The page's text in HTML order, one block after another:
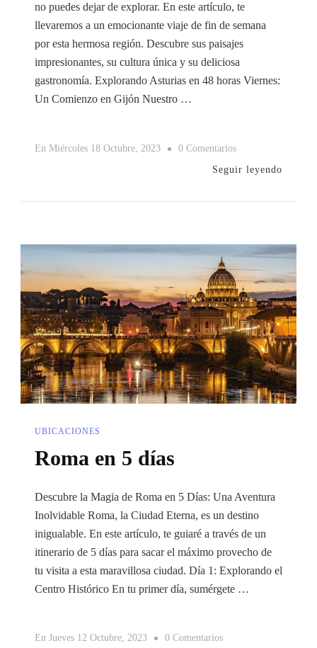
no puedes dejar de explorar. En este artículo, te
llevaremos a un emocionante viaje de fin de semana
por esta hermosa región. Descubre sus paisajes
impresionantes, su cultura única y su deliciosa
gastronomía. Explorando Asturias en 48 horas Viernes:
Un Comienzo en Gijón Nuestro …
En Miércoles 18 Octubre, 2023 0 ComentariosEn
Asturias
Un
Fin
De
Semana
Inolvidable
Seguir leyendo
UBICACIONES
Roma en 5 días
Descubre la Magia de Roma en 5 Días: Una Aventura
Inolvidable Roma, la Ciudad Eterna, es un destino
inigualable. En este artículo, te guiaré a través de un
itinerario de 5 días para sacar el máximo provecho de
tu visita a esta maravillosa ciudad. Día 1: Explorando el
Centro Histórico En tu primer día, sumérgete …
En Jueves 12 Octubre, 2023 0 ComentariosEn